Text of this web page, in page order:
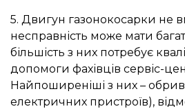
5. Двигун газонокосарки не
несправність може мати
більшість з них потребує
допомоги фахівців сервіс-
Найпоширеніші з них –
електричних пристроїв),